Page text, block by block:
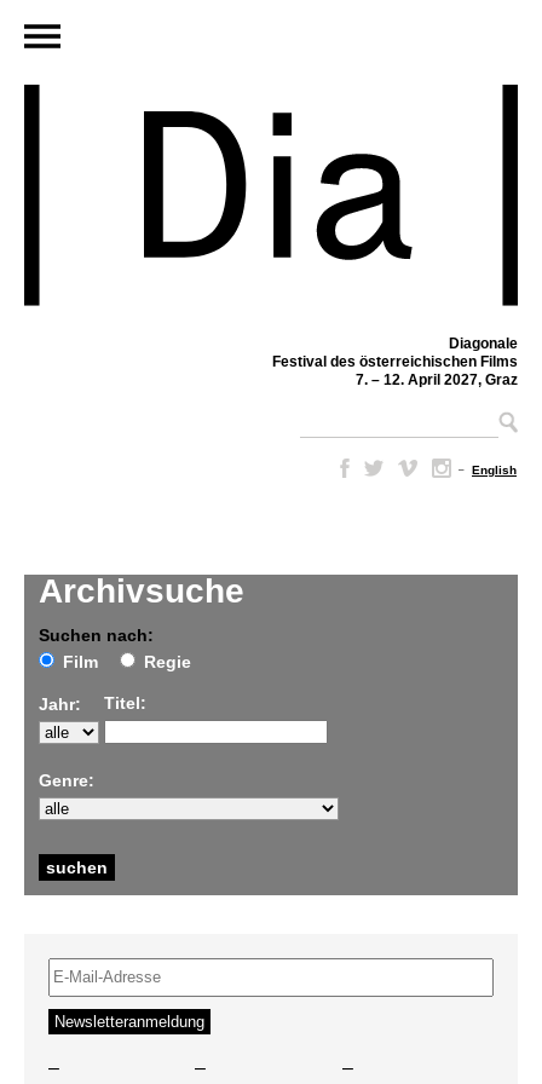
Diagonale
Festival des österreichischen Films
7. – 12. April 2027, Graz
– English
Archivsuche
Suchen nach:
Film
Regie
Jahr: Titel:
Genre:
– – –